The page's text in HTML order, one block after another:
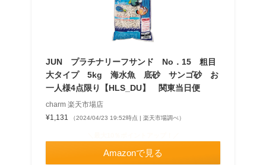
JUN プラチナリーフサンド No．15 粗目
大タイプ 5kg 海水魚 底砂 サンゴ砂 お
一人様4点限り【HLS_DU】 関東当日便
charm 楽天市場店
¥1,131
（2024/04/23 19:52時点 | 楽天市場調べ）
Amazonで見る